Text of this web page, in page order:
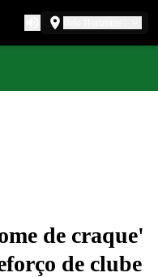
de craque'
de clube